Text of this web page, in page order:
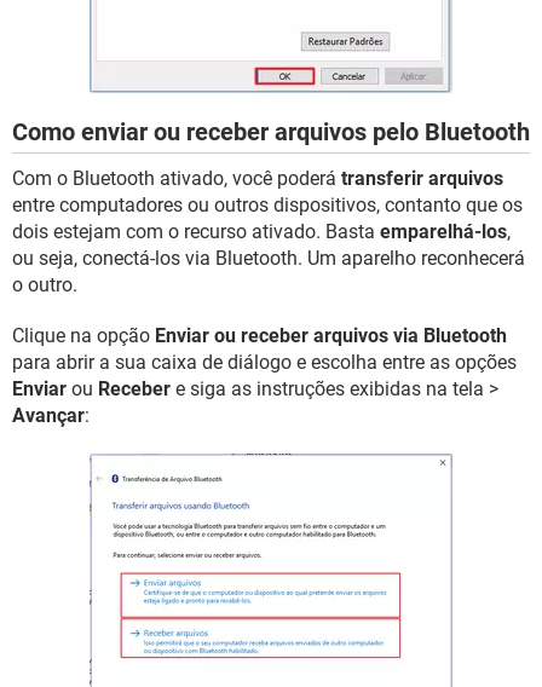
Como enviar ou receber arquivos pelo Bluetooth
Com o Bluetooth ativado, você poderá transferir arquivos
entre computadores ou outros dispositivos, contanto que os
dois estejam com o recurso ativado. Basta emparelhá-los,
ou seja, conectá-los via Bluetooth. Um aparelho reconhecerá
o outro.
Clique na opção Enviar ou receber arquivos via Bluetooth
para abrir a sua caixa de diálogo e escolha entre as opções
Enviar ou Receber e siga as instruções exibidas na tela >
Avançar: